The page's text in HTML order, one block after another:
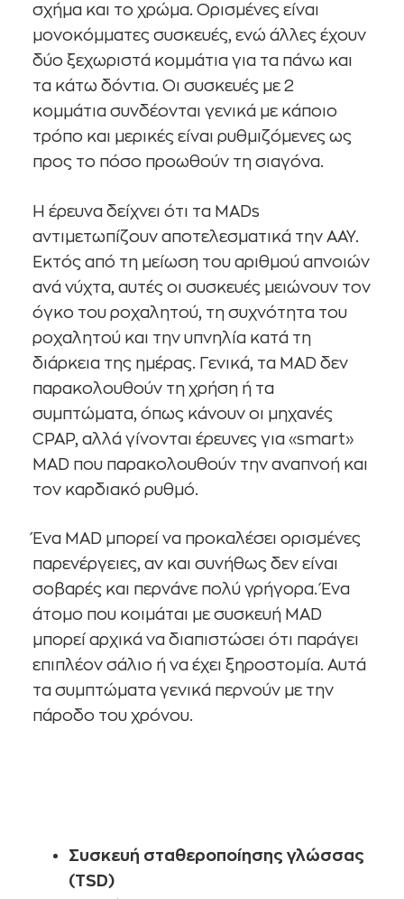
σχήμα και το χρώμα. Ορισμένες είναι
μονοκόμματες συσκευές, ενώ άλλες έχουν
δύο ξεχωριστά κομμάτια για τα πάνω και
τα κάτω δόντια. Οι συσκευές με 2
κομμάτια συνδέονται γενικά με κάποιο
τρόπο και μερικές είναι ρυθμιζόμενες ως
προς το πόσο προωθούν τη σιαγόνα.
Η έρευνα δείχνει ότι τα MADs
αντιμετωπίζουν αποτελεσματικά την ΑΑΥ.
Εκτός από τη μείωση του αριθμού απνοιών
ανά νύχτα, αυτές οι συσκευές μειώνουν τον
όγκο του ροχαλητού, τη συχνότητα του
ροχαλητού και την υπνηλία κατά τη
διάρκεια της ημέρας. Γενικά, τα MAD δεν
παρακολουθούν τη χρήση ή τα
συμπτώματα, όπως κάνουν οι μηχανές
CPAP, αλλά γίνονται έρευνες για «smart»
MAD που παρακολουθούν την αναπνοή και
τον καρδιακό ρυθμό.
Ένα MAD μπορεί να προκαλέσει ορισμένες
παρενέργειες, αν και συνήθως δεν είναι
σοβαρές και περνάνε πολύ γρήγορα. Ένα
άτομο που κοιμάται με συσκευή MAD
μπορεί αρχικά να διαπιστώσει ότι παράγει
επιπλέον σάλιο ή να έχει ξηροστομία. Αυτά
τα συμπτώματα γενικά περνούν με την
πάροδο του χρόνου.
Συσκευή σταθεροποίησης γλώσσας
(TSD)